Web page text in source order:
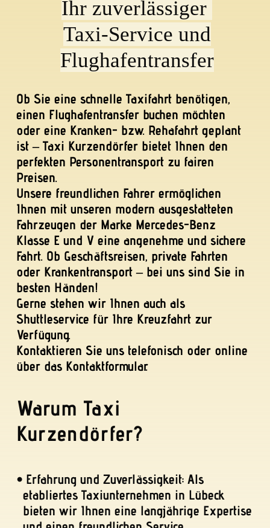
Unsere freundlichen Fahrer ermöglichen
Ihnen mit unseren modern ausgestatteten
Fahrzeugen der Marke Mercedes-Benz
Klasse E und V eine angenehme und sichere
Fahrt. Ob Geschäftsreisen, private Fahrten
oder Krankentransport–bei uns sind Sie in
Gerne stehen wir Ihnen auch als
Shuttleservice für Ihre Kreuzfahrt zur
Verfügung.
Kontaktieren Sie uns telefonisch oder online
über das Kontaktformular.
Warum Taxi
Kurzendörfer?
Erfahrung und Zuverlässigkeit: Als
etabliertes Taxiunternehmen in Lübeck
bieten wir Ihnen eine langjährige Expertise
und einen freundlichen Service.
Komfort und Sicherheit: Unsere modernen
Fahrzeuge sind mit den neuesten
Sicherheitsstandards ausgestattet und
bieten Ihnen stets höchsten Komfort.
Pünktlichkeit garantiert: Wir verstehen, wie
wichtig Pünktlichkeit ist, sei es für Ihren
Termin, Flug oder sonstige Reisepläne.
Faire Preise: Bei uns wissen Sie im Voraus,
welche Kosten auf Sie zukommen. Unsere
Preise sind transparent und fair –keine
Mercedes V-Klassen mit Trittstufe
ausgebaut, damit das Ein- und Aussteigen
Abrechnung mit Krankenkassen und
Rententrägern durch das Taxiunternehmen